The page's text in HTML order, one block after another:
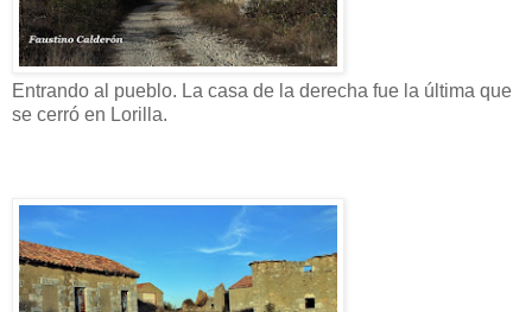
Entrando al pueblo. La casa de la derecha fue la última que
se cerró en Lorilla.